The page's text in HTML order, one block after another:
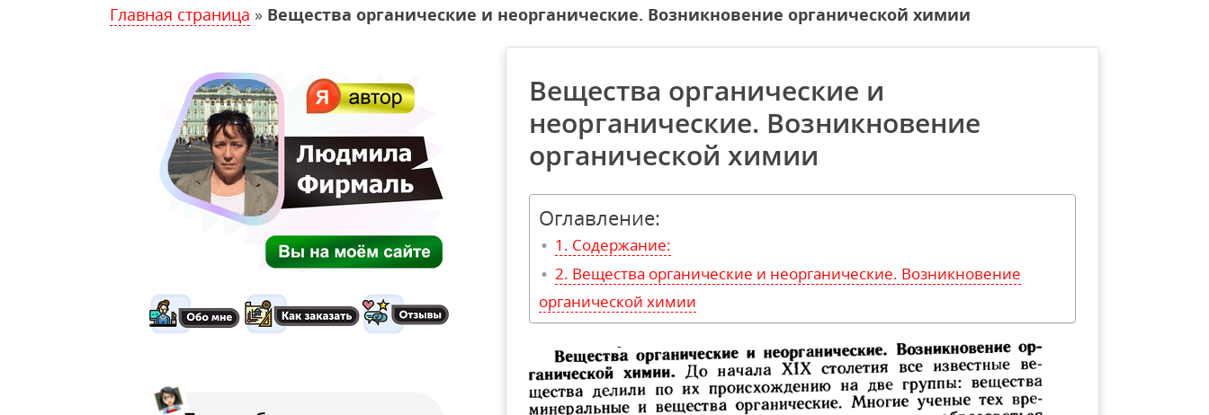
Главная страница » Вещества органические и неорганические. Возникновение органической химии
Вещества органические и
неорганические. Возникновение
органической химии
Оглавление:
Содержание:
Вещества органические и неорганические. Возникновение
органической химии